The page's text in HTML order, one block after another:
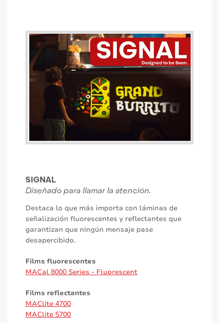
SIGNAL
Diseñado para llamar la atención.
Destaca lo que más importa con láminas de
señalización fluorescentes y reflectantes que
garantizan que ningún mensaje pase
desapercibido.
Films fluorescentes
MACal 8000 Series - Fluorescent
Films reflectantes
MAClite 4700
MAClite 5700